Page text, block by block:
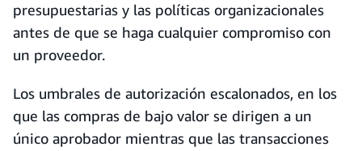
presupuestarias y las políticas organizacionales
antes de que se haga cualquier compromiso con
un proveedor.
Los umbrales de autorización escalonados, en los
que las compras de bajo valor se dirigen a un
único aprobador mientras que las transacciones